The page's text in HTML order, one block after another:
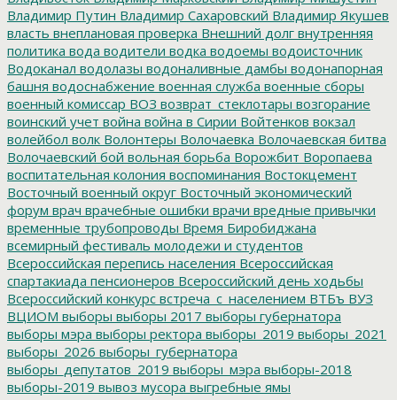
Владимир Путин Владимир Сахаровский Владимир Якушев
власть внеплановая проверка Внешний долг внутренняя
политика вода водители водка водоемы водоисточник
Водоканал водолазы водоналивные дамбы водонапорная
башня водоснабжение военная служба военные сборы
военный комиссар ВОЗ возврат_стеклотары возгорание
воинский учет война война в Сирии Войтенков вокзал
волейбол волк Волонтеры Волочаевка Волочаевская битва
Волочаевский бой вольная борьба Ворожбит Воропаева
воспитательная колония воспоминания Востокцемент
Восточный военный округ Восточный экономический
форум врач врачебные ошибки врачи вредные привычки
временные трубопроводы Время Биробиджана
всемирный фестиваль молодежи и студентов
Всероссийская перепись населения Всероссийская
спартакиада пенсионеров Всероссийский день ходьбы
Всероссийский конкурс встреча_с_населением ВТБъ ВУЗ
ВЦИОМ выборы выборы 2017 выборы губернатора
выборы мэра выборы ректора выборы_2019 выборы_2021
выборы_2026 выборы_губернатора
выборы_депутатов_2019 выборы_мэра выборы-2018
выборы-2019 вывоз мусора выгребные ямы